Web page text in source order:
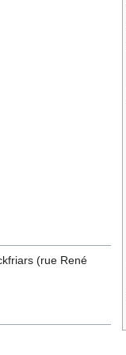
(rue René